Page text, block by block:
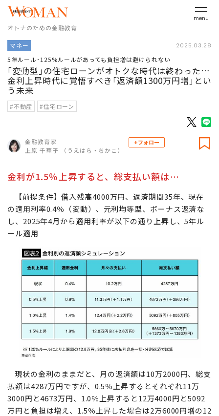
menu
オトナのための金融教育
マネー 2025.03.28
5年ルール･125%ルールがあっても負担増は避けられない
｢変動型｣の住宅ローンがオトクな時代は終わった…
金利上昇時代に覚悟すべき｢返済額1300万円増｣とい
う未来
#不動産 #住宅ローン
金融教育家
上原 千華子 （うえはら・ちかこ）
+フォロー
金利が1.5％上昇すると、総支払い額は…
【前提条件】借入残高4000万円、返済期間35年、現在
の適用利率0.4％（変動）、元利均等型、ボーナス返済な
し、2025年4月から適用利率が以下の通り上昇し、5年ル
ール適用
現状の金利のままだと、月の返済額は10万2000円、総支
払額は4287万円ですが、0.5％上昇するとそれぞれ11万
3000円と4673万円、1.0％上昇すると12万4000円と5092
万円と負担は増え、1.5％上昇した場合は2万6000円増の12